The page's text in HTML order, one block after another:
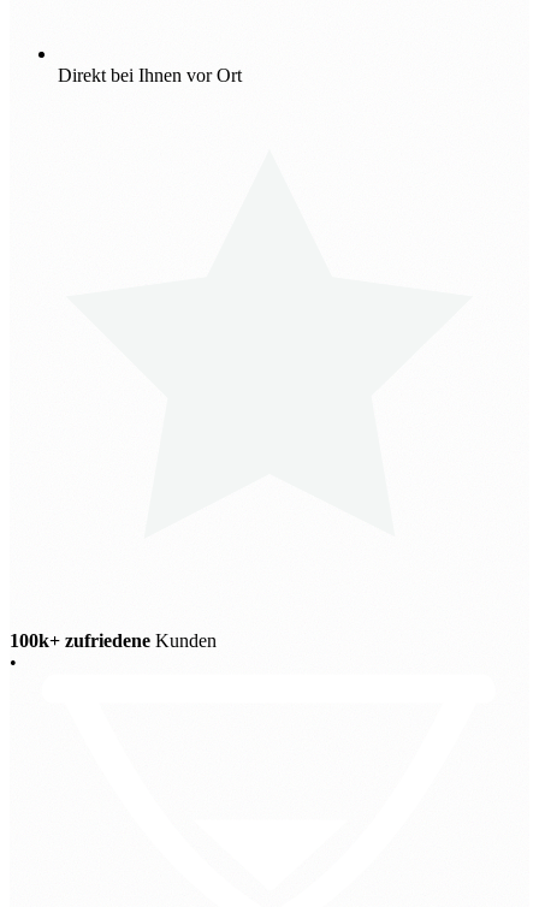
Direkt bei Ihnen vor Ort
100k+ zufriedene Kunden
•